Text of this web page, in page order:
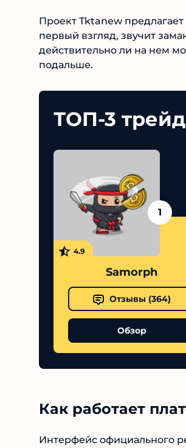
Проект Tktanew
первый взгляд, звучит
действительно ли на нем
подальше.
ТОП-3
1
4.9
Samorph
Отзывы (364)
Обзор
Как работает
Интерфейс официального